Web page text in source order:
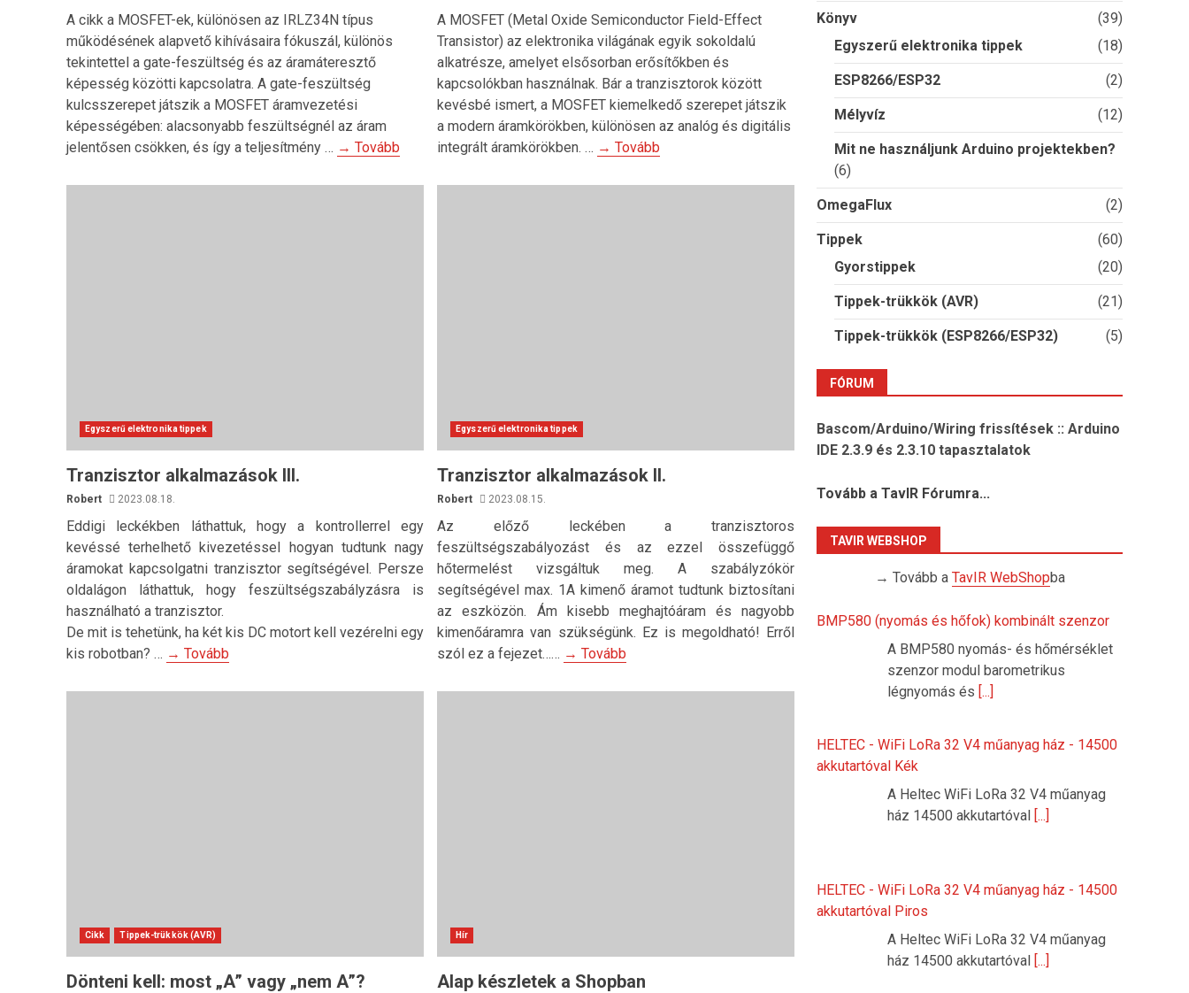
A cikk a MOSFET-ek, különösen az IRLZ34N típus
működésének alapvető kihívásaira fókuszál, különös
tekintettel a gate-feszültség és az áramáteresztő
képesség közötti kapcsolatra. A gate-feszültség
kulcsszerepet játszik a MOSFET áramvezetési
képességében: alacsonyabb feszültségnél az áram
jelentősen csökken, és így a teljesítmény … → Tovább
A MOSFET (Metal Oxide Semiconductor Field-Effect
Transistor) az elektronika világának egyik sokoldalú
alkatrésze, amelyet elsősorban erősítőkben és
kapcsolókban használnak. Bár a tranzisztorok között
kevésbé ismert, a MOSFET kiemelkedő szerepet játszik
a modern áramkörökben, különösen az analóg és digitális
integrált áramkörökben. … → Tovább
Egyszerű elektronika tippek
Tranzisztor alkalmazások III.
Robert 2023.08.18.
Eddigi leckékben láthattuk, hogy a kontrollerrel egy
kevéssé terhelhető kivezetéssel hogyan tudtunk nagy
áramokat kapcsolgatni tranzisztor segítségével. Persze
oldalágon láthattuk, hogy feszültségszabályzásra is
használható a tranzisztor.
De mit is tehetünk, ha két kis DC motort kell vezérelni egy
kis robotban? … → Tovább
Egyszerű elektronika tippek
Tranzisztor alkalmazások II.
Robert 2023.08.15.
Az előző leckében a tranzisztoros
feszültségszabályozást és az ezzel összefüggő
hőtermelést vizsgáltuk meg. A szabályzókör
segítségével max. 1A kimenő áramot tudtunk biztosítani
az eszközön. Ám kisebb meghajtóáram és nagyobb
kimenőáramra van szükségünk. Ez is megoldható! Erről
szól ez a fejezet…… → Tovább
Cikk Tippek-trükkök (AVR)
Dönteni kell: most „A” vagy „nem A”?
Hír
Alap készletek a Shopban
Könyv
(39)
Egyszerű elektronika tippek
(18)
ESP8266/ESP32 (2)
Mélyvíz (12)
Mit ne használjunk Arduino projektekben?
(6)
OmegaFlux (2)
Tippek
(60)
Gyorstippek
(20)
Tippek-trükkök (AVR) (21)
Tippek-trükkök (ESP8266/ESP32) (5)
FÓRUM
Bascom/Arduino/Wiring frissítések :: Arduino
IDE 2.3.9 és 2.3.10 tapasztalatok
Tovább a TavIR Fórumra...
TAVIR WEBSHOP
→ Tovább a TavIR WebShopba
BMP580 (nyomás és hőfok) kombinált szenzor
A BMP580 nyomás- és hőmérséklet
szenzor modul barometrikus
légnyomás és [...]
HELTEC - WiFi LoRa 32 V4 műanyag ház - 14500
akkutartóval Kék
A Heltec WiFi LoRa 32 V4 műanyag
ház 14500 akkutartóval [...]
HELTEC - WiFi LoRa 32 V4 műanyag ház - 14500
akkutartóval Piros
A Heltec WiFi LoRa 32 V4 műanyag
ház 14500 akkutartóval [...]